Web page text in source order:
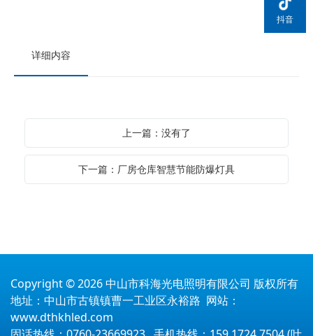
详细内容
上一篇：没有了
下一篇：厂房仓库智慧节能防爆灯具
Copyright © 2026 中山市科海光电照明有限公司 版权所有
地址：中山市古镇镇曹一工业区永裕路 网站：
www.dthkhled.com
抖音